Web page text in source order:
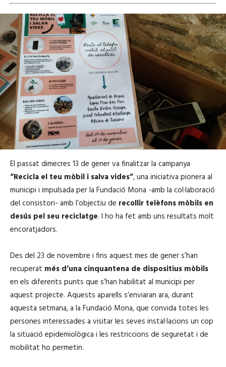
El passat dimecres 13 de gener va finalitzar la campanya
“Recicla el teu mòbil i salva vides”, una iniciativa pionera al
municipi i impulsada per la Fundació Mona -amb la col·laboració
del consistori- amb l’objectiu de recollir telèfons mòbils en
desús pel seu reciclatge. I ho ha fet amb uns resultats molt
encoratjadors.
Des del 23 de novembre i fins aquest mes de gener s’han
recuperat més d’una cinquantena de dispositius mòbils
en els diferents punts que s’han habilitat al municipi per
aquest projecte. Aquests aparells s’enviaran ara, durant
aquesta setmana, a la Fundació Mona, que convida totes les
persones interessades a visitar les seves instal·lacions un cop
la situació epidemiològica i les restriccions de seguretat i de
mobilitat ho permetin.